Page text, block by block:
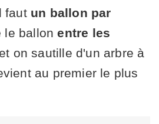
faut un ballon par
le ballonentre les
et on sautille d'un arbre à
au premier le plus